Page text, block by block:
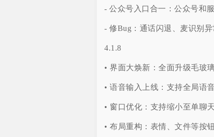
- 公众号入口合一：公众号和
- 修Bug：通话闪退、麦识别
4.1.8
• 界面大焕新：全面升级毛玻
• 语音输入上线：支持全局语
• 窗口优化：支持缩小至单聊
• 布局重构：表情、文件等按